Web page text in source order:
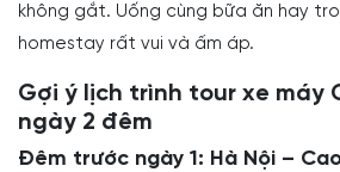
không gắt. Uống cùng bữa ăn hay
homestay rất vui và ấm áp.
Gợi ý lịch trình tour xe máy
ngày 2 đêm
Đêm trước ngày 1: Hà Nội –